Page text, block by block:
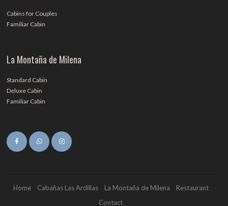
Cabins for Couples
Familiar Cabin
La Montaña de Milena
Standard Cabin
Deluxe Cabin
Familiar Cabin
Home Cabañas Las Ardillas La Montaña de Milena
Restaurant
Contact